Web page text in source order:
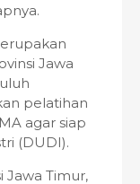
Jawa
pelatihan
agar siap
(DUDI).
Jawa Timur,